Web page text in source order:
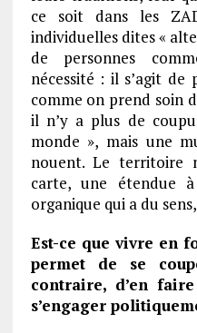
ce soit dans les
individuelles dites «
de personnes
nécessité : il s’agit
comme on prend soin
il n’y a plus de
monde », mais une
nouent. Le territoire
carte, une étendue
organique qui a du
Est-ce que vivre en
permet de se
contraire, d’en
s’engager